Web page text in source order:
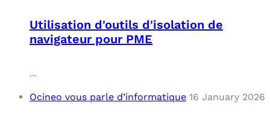
Utilisation d'outils d'isolation de
navigateur pour PME
...
Ocineo vous parle d’informatique 16 January 2026